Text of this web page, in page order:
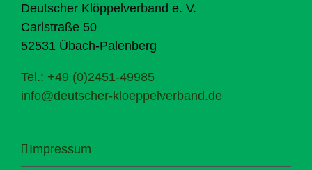
Deutscher Klöppelverband e. V.
Carlstraße 50
52531 Übach-Palenberg
Tel.: +49 (0)2451-49985
info@deutscher-kloeppelverband.de
Impressum